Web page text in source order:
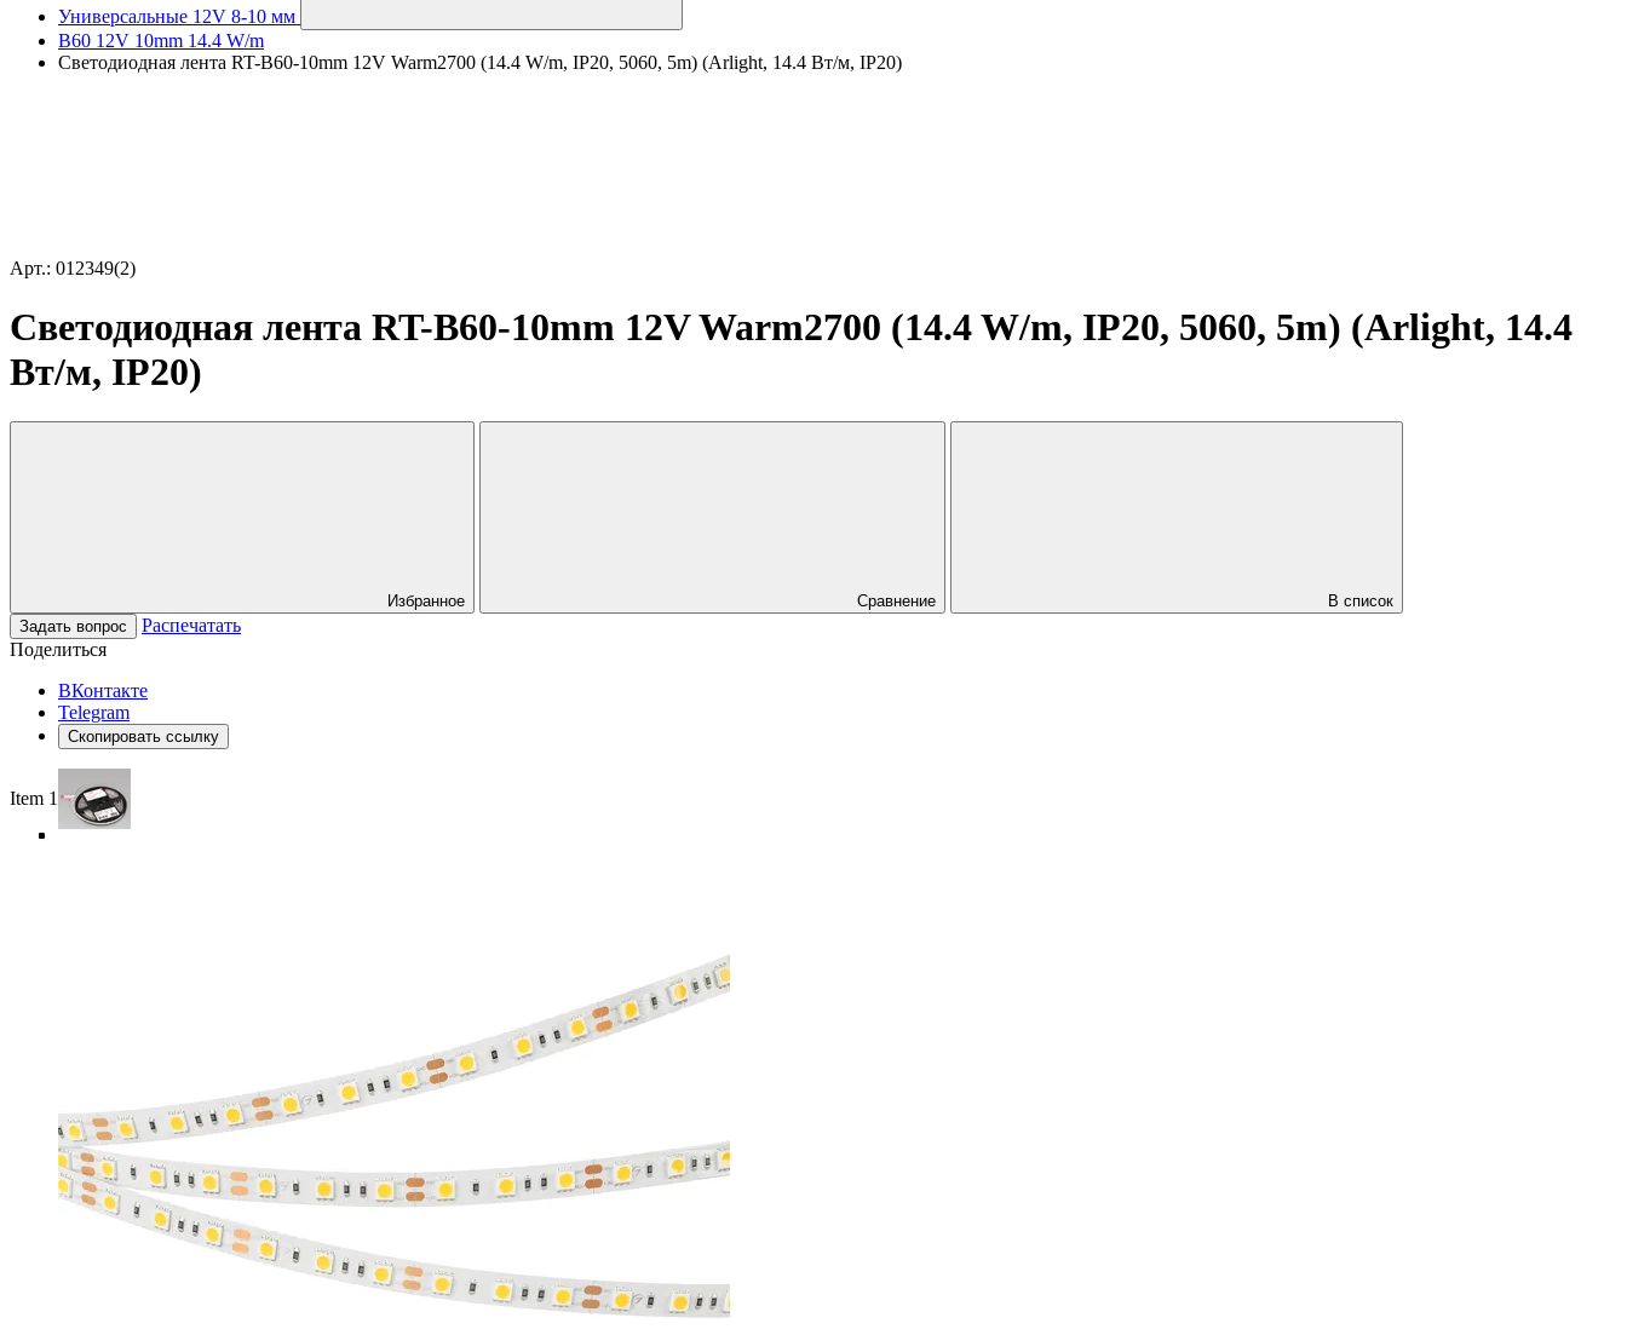
Универсальные 12V 8-10 мм
B60 12V 10mm 14.4 W/m
Светодиодная лента RT-B60-10mm 12V Warm2700 (14.4 W/m, IP20, 5060, 5m) (Arlight, 14.4 Вт/м, IP20)
Арт.: 012349(2)
Светодиодная лента RT-B60-10mm 12V Warm2700 (14.4 W/m, IP20, 5060, 5m) (Arlight, 14.4
Вт/м, IP20)
Избранное Сравнение
В список
Задать вопрос
Распечатать
Поделиться
ВКонтакте
Telegram
Скопировать ссылку
Item 1 of 5